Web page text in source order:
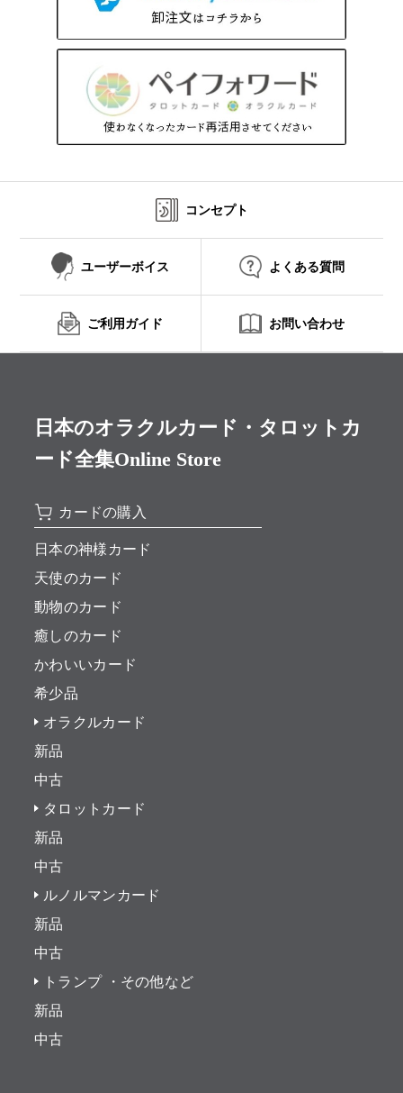
コンセプト
ユーザーボイス よくある質問
ご利用ガイド お問い合わせ
日本のオラクルカード・タロットカ
ード全集Online Store
カードの購入
日本の神様カード
天使のカード
動物のカード
癒しのカード
かわいいカード
希少品
オラクルカード
新品
中古
タロットカード
新品
中古
ルノルマンカード
新品
中古
トランプ ・その他など
新品
中古